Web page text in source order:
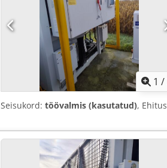
1 /
Seisukord: töövalmis (kasutatud),